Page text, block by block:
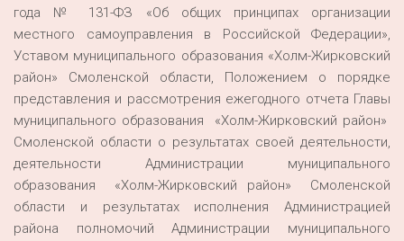
года № 131-ФЗ «Об общих принципах организации
местного самоуправления в Российской Федерации»,
Уставом муниципального образования «Холм-Жирковский
район» Смоленской области, Положением о порядке
представления и рассмотрения ежегодного отчета Главы
муниципального образования «Холм-Жирковский район»
Смоленской области о результатах своей деятельности,
деятельности Администрации муниципального
образования «Холм-Жирковский район» Смоленской
области и результатах исполнения Администрацией
района полномочий Администрации муниципального